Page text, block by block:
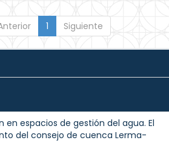
1 Siguiente
espacios de gestión del agua. El
del consejo de cuenca Lerma-